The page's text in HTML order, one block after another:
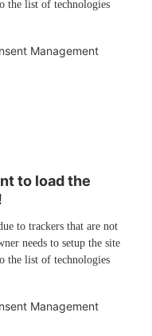
the list of technologies
Management
to load the
to trackers that are not
needs to setup the site
the list of technologies
Management